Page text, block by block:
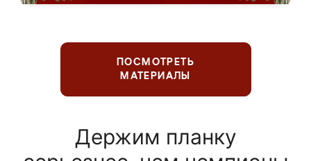
ПОСМОТРЕТЬ
МАТЕРИАЛЫ
Держим планку